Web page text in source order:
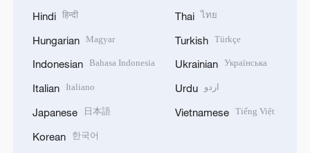
Hindi हिन्दी
Hungarian Magyar
Indonesian Bahasa Indonesia
Italian Italiano
Japanese 日本語
Korean 한국어
Thai ไทย
Turkish Türkçe
Ukrainian Українська
Urdu اردو
Vietnamese Tiếng Việt